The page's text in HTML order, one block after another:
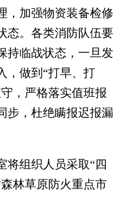
，加强物资装备检修
态。各类消防队伍要
持临战状态，一旦发
，做到“打早、打
，严格落实值班报
步，杜绝瞒报迟报漏
组织人员采取“四
林草原防火重点市